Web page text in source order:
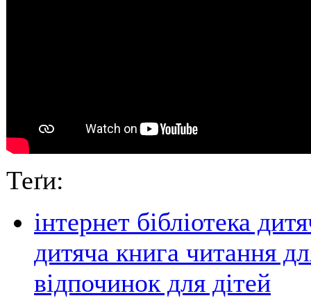
Теґи:
інтернет бібліотека
дитяча книга читання
відпочинок для дітей